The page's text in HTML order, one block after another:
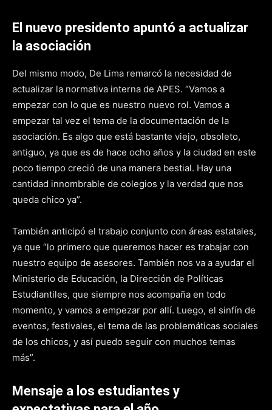
El nuevo presidento apuntó a actualizar
la asociación
Del mismo modo, De Lima remarcó la necesidad de
actualizar la normativa interna de APES. “Vamos a
empezar con lo que es nuestro nuevo rol. Vamos a
empezar tal vez el tema de la documentación de la
asociación. Es algo que está bastante viejo, obsoleto,
antiguo, ya que es de hace ocho años y la ciudad en este
poco tiempo creció de una manera bestial. Hay una
cantidad innombrable de colegios y la verdad que nos
queda chico ya”.
También anticipó el trabajo conjunto con áreas estatales,
ya que “lo primero que queremos hacer es trabajar con
nuestro equipo de asesores. También nos va a ayudar el
Ministerio de Educación, la Dirección de Políticas
Estudiantiles, que siempre nos acompaña en todo
momento, y vamos a empezar por allí. Luego, el sinfín de
eventos, festivales, el tema de las problemáticas sociales
de los chicos, y así puedo seguir con muchos temas
más”.
Mensaje a los estudiantes y